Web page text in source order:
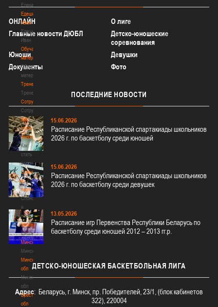
Елена
Едешко
Иван
Едешко
Иван
Обучающие
материалы
Обучающие
материалы
Тренерам
Тренерам
Сотрудничество
Сотрудничество
Как
стать
волонтером
Как
стать
волонтером
Спонсоры
и
партнеры
Спонсоры
и
партнеры
Школы
Школы
Минск
Минск
Минская
обл
Минская
обл
Брестская
обл
ОНЛАЙН
О лиге
Главные новости ДЮБЛ
Детско-юношеские
соревнования
Юноши
Девушки
Документы
Фото
ПОСЛЕДНИЕ НОВОСТИ
15.06.2026
Расписание Республиканской спартакиады школьников
2026 г. по баскетболу среди юношей
15.06.2026
Расписание Республиканской спартакиады школьников
2026 г. по баскетболу среди девушек
13.05.2026
Расписание игр Первенства Республики Беларусь по
баскетболу среди юношей 2012 – 2013 гг.р.
ДЕТСКО-ЮНОШЕСКАЯ БАСКЕТБОЛЬНАЯ ЛИГА
Адрес: Беларусь, г. Минск, пр. Победителей, 23/1, (блок кабинетов
322), 220004